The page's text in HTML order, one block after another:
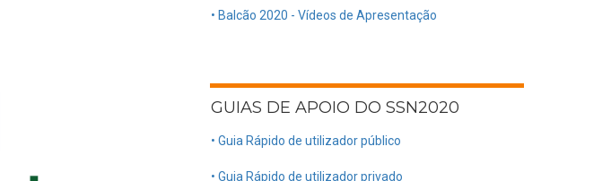
• Balcão 2020 - Vídeos de Apresentação
GUIAS DE APOIO DO SSN2020
• Guia Rápido de utilizador público
• Guia Rápido de utilizador privado